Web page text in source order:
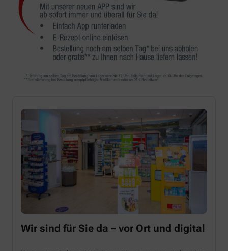
Wir sind für Sie da – vor Ort und digital